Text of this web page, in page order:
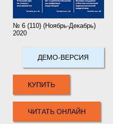
№ 6 (110) (Ноябрь-Декабрь)
2020
ДЕМО-ВЕРСИЯ
КУПИТЬ
ЧИТАТЬ ОНЛАЙН